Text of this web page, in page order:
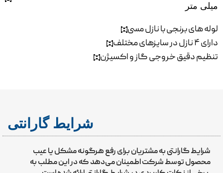
میلی متر
لوله های برنجی با نازل مسی
دارای ۴ نازل در سایزهای مختلف
تنظیم دقیق خروجی گاز و اکسیژن
شرایط گارانتی
شرایط گارانتی به مشتریان برای رفع هرگونه مشکل یا عیب
محصول توسط شرکت اطمینان می‌دهد که در این مطلب به